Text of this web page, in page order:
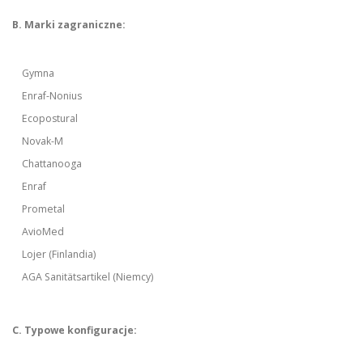
B. Marki zagraniczne:
Gymna
Enraf-Nonius
Ecopostural
Novak-M
Chattanooga
Enraf
Prometal
AvioMed
Lojer (Finlandia)
AGA Sanitätsartikel (Niemcy)
C. Typowe konfiguracje: